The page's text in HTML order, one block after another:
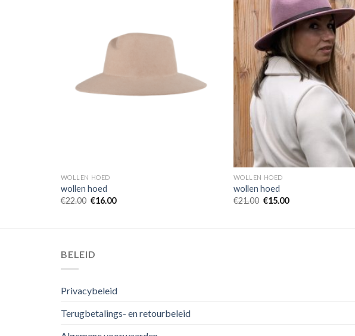
WOLLEN HOED
wollen hoed
€22.00 €16.00
WOLLEN HOED
wollen hoed
€21.00 €15.00
BELEID
Privacybeleid
Terugbetalings- en retourbeleid